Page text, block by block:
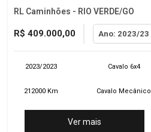
RL Caminhões - RIO VERDE/GO
R$ 409.000,00 Ano: 2023/23
2023/2023 Cavalo 6x4
212000 Km Cavalo Mecânico
Ver mais